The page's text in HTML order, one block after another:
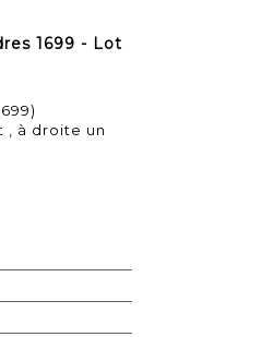
1699 - Lot
, à droite un